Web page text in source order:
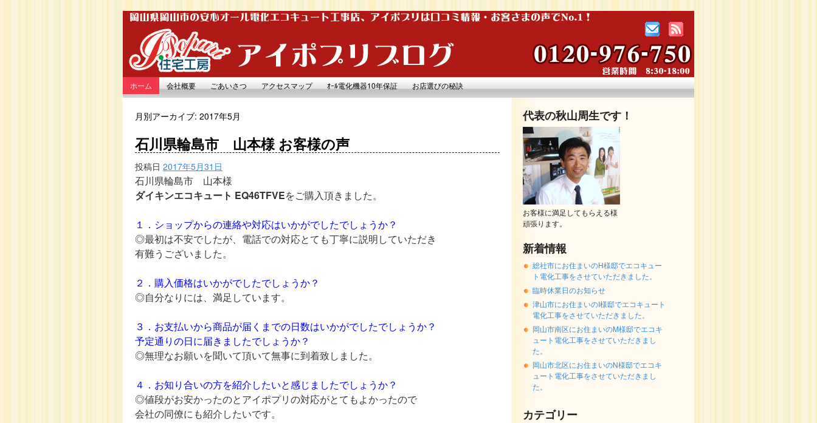
ホーム 会社概要 ごあいさつ アクセスマップ ｵｰﾙ電化機器10年保証 お店選びの秘訣
月別アーカイブ: 2017年5月
石川県輪島市 山本様 お客様の声
投稿日 2017年5月31日
石川県輪島市 山本様
ダイキンエコキュート EQ46TFVEをご購入頂きました。
１．ショップからの連絡や対応はいかがでしたでしょうか？
◎最初は不安でしたが、電話での対応とても丁寧に説明していただき
有難うございました。
２．購入価格はいかがでしたでしょうか？
◎自分なりには、満足しています。
３．お支払いから商品が届くまでの日数はいかがでしたでしょうか？
予定通りの日に届きましたでしょうか？
◎無理なお願いを聞いて頂いて無事に到着致しました。
４．お知り合いの方を紹介したいと感じましたでしょうか？
◎値段がお安かったのとアイポプリの対応がとてもよかったので
会社の同僚にも紹介したいです。
代表の秋山周生です！
お客様に満足してもらえる様
頑張ります。
新着情報
総社市にお住まいのH様邸でエコキュー
ト電化工事をさせていただきました。
臨時休業日のお知らせ
津山市にお住まいのI様邸でエコキュート
電化工事をさせていただきました。
岡山市南区にお住まいのM様邸でエコキ
ュート電化工事をさせていただきまし
た。
岡山市北区にお住まいのN様邸でエコキ
ュート電化工事をさせていただきまし
た。
カテゴリー